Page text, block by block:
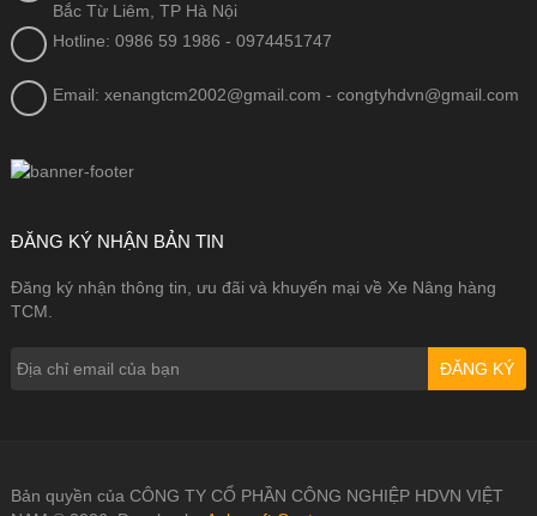
Bắc Từ Liêm, TP Hà Nội
Hotline: 0986 59 1986 - 0974451747
Email: xenangtcm2002@gmail.com - congtyhdvn@gmail.com
ĐĂNG KÝ NHẬN BẢN TIN
Đăng ký nhận thông tin, ưu đãi và khuyến mại về Xe Nâng hàng
TCM.
ĐĂNG KÝ
Bản quyền của CÔNG TY CỔ PHẦN CÔNG NGHIỆP HDVN VIỆT